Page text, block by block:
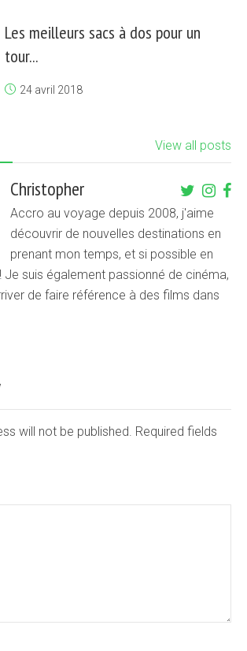
Les meilleurs sacs à dos pour un
tour...
24 avril 2018
View all posts
Christopher
Accro au voyage depuis 2008, j'aime
découvrir de nouvelles destinations en
prenant mon temps, et si possible en
Je suis également passionné de cinéma,
de faire référence à des films dans
will not be published. Required fields